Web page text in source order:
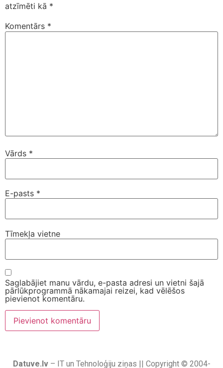
atzīmēti kā *
Komentārs *
Vārds *
E-pasts *
Tīmekļa vietne
Saglabājiet manu vārdu, e-pasta adresi un vietni šajā
pārlūkprogrammā nākamajai reizei, kad vēlēšos
pievienot komentāru.
Datuve.lv– IT un Tehnoloģiju ziņas || Copyright © 2004-